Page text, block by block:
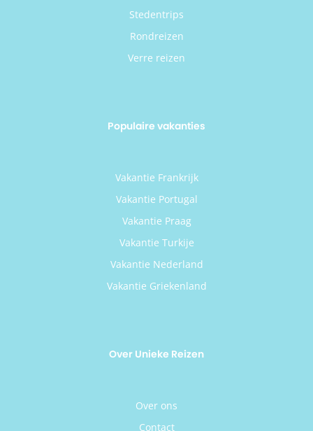
Stedentrips
Rondreizen
Verre reizen
Populaire vakanties
Vakantie Frankrijk
Vakantie Portugal
Vakantie Praag
Vakantie Turkije
Vakantie Nederland
Vakantie Griekenland
Over Unieke Reizen
Over ons
Contact